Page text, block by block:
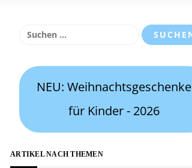
Suchen
NEU: Weihnachtsgeschenke
für Kinder - 2026
ARTIKEL NACH THEMEN